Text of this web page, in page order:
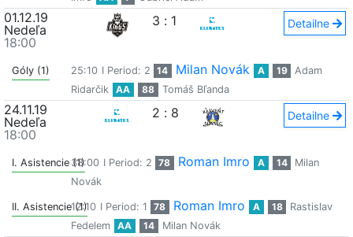
01.12.19
Nedeľa
18:00
3 : 1 Detailne
Góly (1) 25:10 I Period: 2 14 Milan Novák A 19
Adam
Ridarčik
AA 88 Tomáš Bľanda
24.11.19
Nedeľa
18:00
2 : 8 Detailne
I. Asistencie (1)38:00 I Period: 2 78 Roman Imro A 14
Milan
Novák
II. Asistencie (1)
12:10 I Period: 1 78 Roman Imro A 18
Rastislav
Fedelem
AA 14 Milan Novák